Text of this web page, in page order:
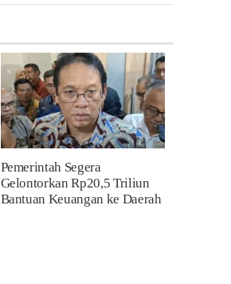
Pemerintah Segera
Gelontorkan Rp20,5 Triliun
Bantuan Keuangan ke Daerah